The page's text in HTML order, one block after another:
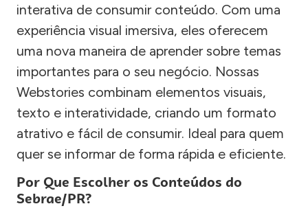
interativa de consumir conteúdo. Com uma
experiência visual imersiva, eles oferecem
uma nova maneira de aprender sobre temas
importantes para o seu negócio. Nossas
Webstories combinam elementos visuais,
texto e interatividade, criando um formato
atrativo e fácil de consumir. Ideal para quem
quer se informar de forma rápida e eficiente.
Por Que Escolher os Conteúdos do
Sebrae/PR?